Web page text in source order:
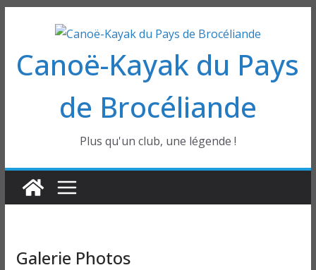
contenu
Canoë-Kayak du Pays
de Brocéliande
Plus qu'un club, une légende !
Galerie Photos